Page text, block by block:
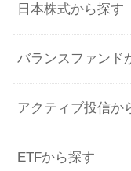
日本株式から探す
バランスファンド
アクティブ投信か
ETFから探す